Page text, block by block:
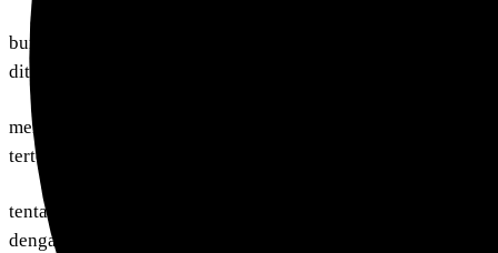
burung derkuku memiliki ukuran tubuh cukup besar sekitar
ditambah lagi kicauannya yang merdu
membuat dia banyak dipelihara meskipun bukan untuk
tertentu
tentang derkuku ini dan juga untuk hiburan setelah penat
dengan suara khasnya yang cantik